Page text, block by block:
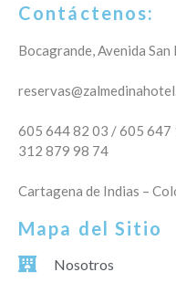
Contáctenos:
Bocagrande, Avenida
605 644 82 03 / 605 647
312 879 98 74
Cartagena de Indias –
Mapa del Sitio
Nosotros